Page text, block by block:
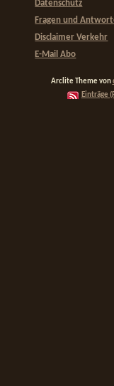
Datenschutz
Fragen und
Disclaimer Verkehr
E-Mail Abo
Arclite Theme von
Einträge